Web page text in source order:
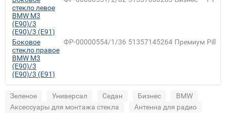
стекло левое
BMW M3
(E90)/3
(E90)/3 (E91)
Боковое
стекло правое
BMW M3
(E90)/3
(E90)/3 (E91)
ФР-00000554/1/36 51357145264 Премиум
Зеленое Универсал Седан Бизнес
BMW
Аксессуары для монтажа стекла
Антенна для радио